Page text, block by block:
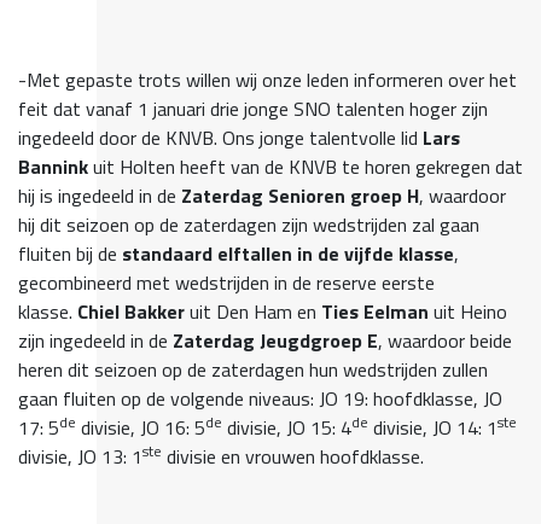
-Met gepaste trots willen wij onze leden informeren over het
feit dat vanaf 1 januari drie jonge SNO talenten hoger zijn
ingedeeld door de KNVB. Ons jonge talentvolle lid Lars
Banninkuit Holten heeft van de KNVB te horen gekregen dat
hij is ingedeeld in de Zaterdag Senioren groep H, waardoor
hij dit seizoen op de zaterdagen zijn wedstrijden zal gaan
fluiten bij de standaard elftallen in de vijfde klasse,
gecombineerd met wedstrijden in de reserve eerste
klasse. Chiel Bakkeruit Den Ham en Ties Eelman uit Heino
zijn ingedeeld in de Zaterdag Jeugdgroep E, waardoor beide
heren dit seizoen op de zaterdagen hun wedstrijden zullen
gaan fluiten op de volgende niveaus: JO 19: hoofdklasse, JO
17: 5de divisie, JO 16: 5de divisie, JO 15: 4de divisie, JO 14: 1ste
divisie, JO 13: 1ste divisie en vrouwen hoofdklasse.